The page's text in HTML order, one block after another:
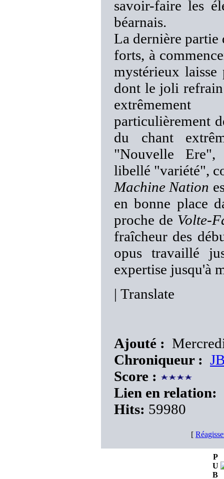
savoir-faire les
béarnais.
La dernière partie
forts, à
mystérieux
dont le joli
particulièrement
du chant
"Nouvelle Ere",
libellé "variété",
Machine Nation
en bonne place
proche de Volte-
fraîcheur des
opus travaillé
expertise jusqu'à
| Translate
Ajouté :
Chroniqueur :
Score :
Lien en relation:
Hits: 59980
[
P
U
B